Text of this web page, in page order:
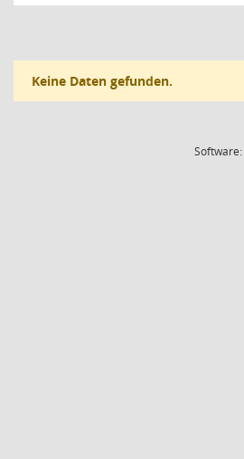
Keine Daten gefunden.
Software: